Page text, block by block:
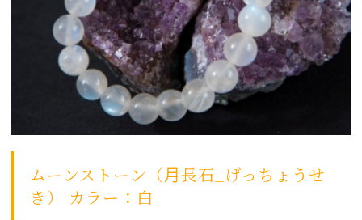
ムーンストーン（月長石_げっちょうせ
き） カラー：白